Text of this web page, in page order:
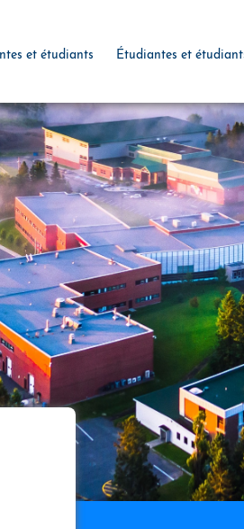
et étudiants Étudiantes et